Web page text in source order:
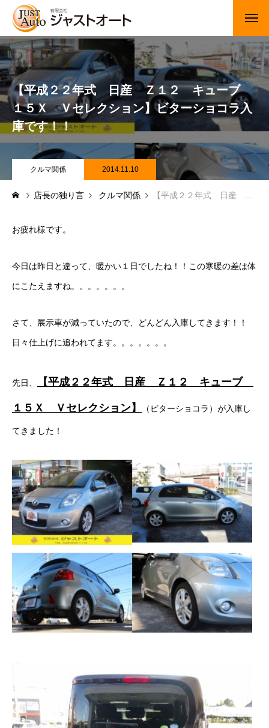
トップページ
新車
中古車・未使用車
Gooネット在庫情報
カーセンサー在庫情報
車検・定期点検
ボディコーティング・艶出し・磨き
部品の取り付け
各種作業料金
おすすめ
ボディコーティング・艶出し・磨き
部品の取り付け
オイル交換
独自の買取査定
ジャストオートのカーリース
カーリースとは？
よくある質問
オートローン
会社案内
【平成２２年式 日産 Ｚ１２ キューブ
１５Ｘ Ｖセレクション】ビターショコラ入
庫です！！
クルマ関係 2014.11.10
店長の独り言 クルマ関係 【平成２２年式 日産 Ｚ１２ キューブ １５Ｘ Ｖセレクション】ビターショコラ入庫です！！
お疲れ様です。
今日は昨日と違って、暖かい１日でしたね！！この寒暖の差は体
にこたえますね。。。。。。。
さて、展示車が減っていたので、どんどん入庫してきます！！
日々仕上げに追われてます。。。。。。。
先日、 【平成２２年式 日産 Ｚ１２ キューブ
１５Ｘ Ｖセレクション】 （ビターショコラ）が入庫し
てきました！